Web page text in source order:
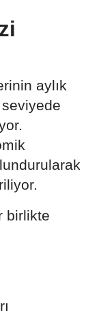
aylık
birlikte